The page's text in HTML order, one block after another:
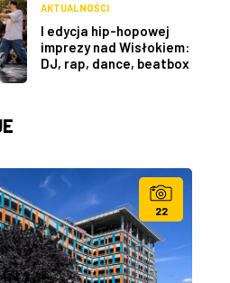
AKTUALNOŚCI
I edycja hip-hopowej
imprezy nad Wisłokiem:
DJ, rap, dance, beatbox
22